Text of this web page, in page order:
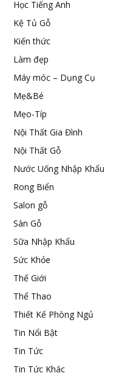
Học Tiếng Anh
Kệ Tủ Gỗ
Kiến thức
Làm đẹp
Máy móc – Dụng Cụ
Mẹ&Bé
Mẹo-Típ
Nội Thất Gia Đình
Nội Thất Gỗ
Nước Uống Nhập Khẩu
Rong Biển
Salon gỗ
Sàn Gỗ
Sữa Nhập Khẩu
Sức Khỏe
Thế Giới
Thể Thao
Thiết Kế Phòng Ngủ
Tin Nổi Bật
Tin Tức
Tin Tức Khác